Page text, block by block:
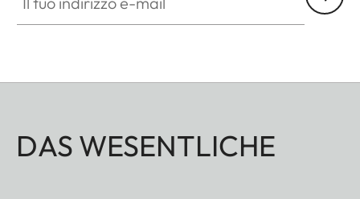
ogni situazione. Grazie al rivestimento in gomma
maneggevolezza soddisfano anche le esigenze più
DAS WESENTLICHE